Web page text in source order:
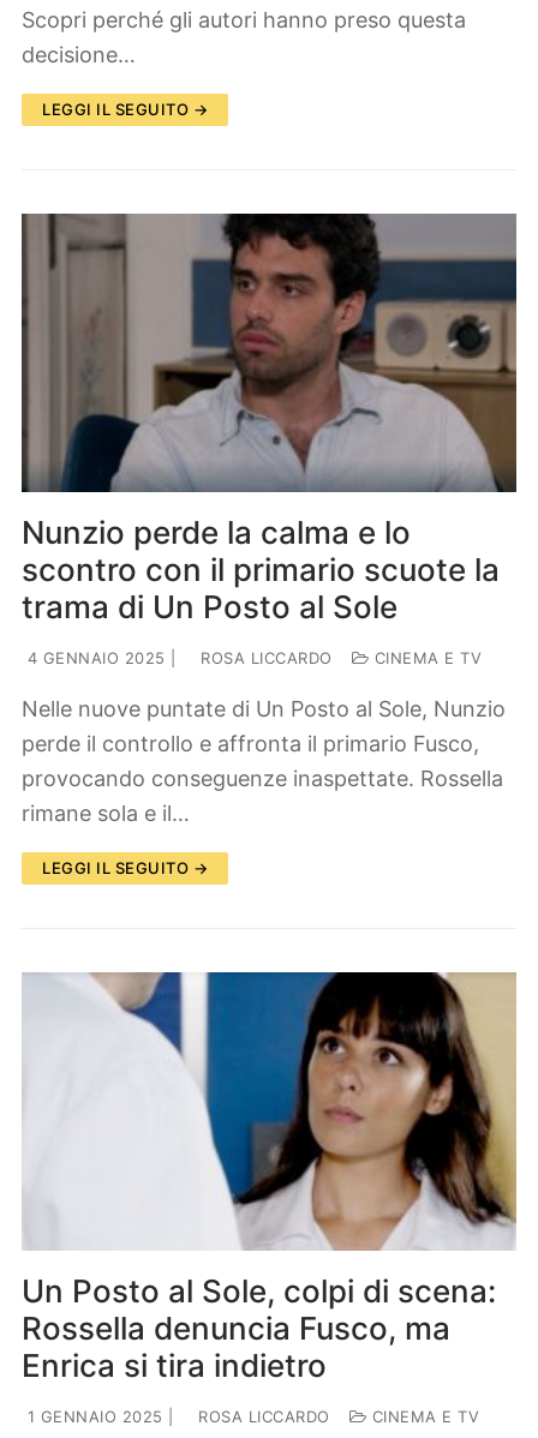
Scopri perché gli autori hanno preso questa
decisione…
LEGGI IL SEGUITO →
Nunzio perde la calma e lo
scontro con il primario scuote la
trama di Un Posto al Sole
4 GENNAIO 2025 ROSA LICCARDO CINEMA E TV
Nelle nuove puntate di Un Posto al Sole, Nunzio
perde il controllo e affronta il primario Fusco,
provocando conseguenze inaspettate. Rossella
rimane sola e il…
LEGGI IL SEGUITO →
Un Posto al Sole, colpi di scena:
Rossella denuncia Fusco, ma
Enrica si tira indietro
1 GENNAIO 2025 ROSA LICCARDO CINEMA E TV